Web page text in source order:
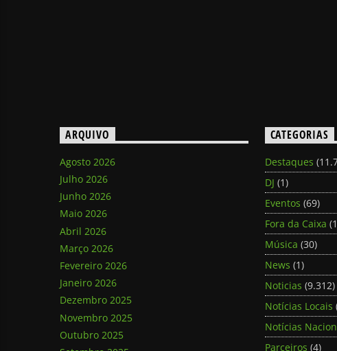
ARQUIVO
Agosto 2026
Julho 2026
Junho 2026
Maio 2026
Abril 2026
Março 2026
Fevereiro 2026
Janeiro 2026
Dezembro 2025
Novembro 2025
Outubro 2025
CATEGORIAS
Destaques
DJ (1)
Eventos (69)
Fora da Caixa
Música (30)
News (1)
Noticias (9.312)
Notícias Locais
Notícias
Parceiros (4)